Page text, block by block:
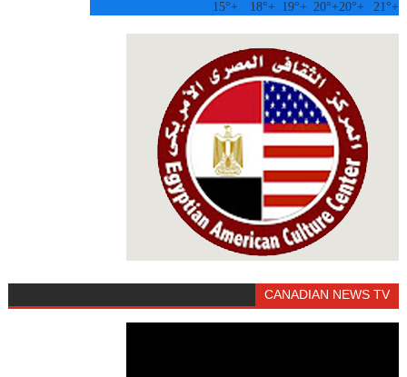
+
21°
+
20°
+
20°
+
19°
+
18°
+
15°
CANADIAN NEWS TV